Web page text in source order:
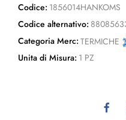
Codice: 1856014HANKOMS
Codice alternativo:
Categoria Merc: TERMICHE
Unita di Misura: 1 PZ